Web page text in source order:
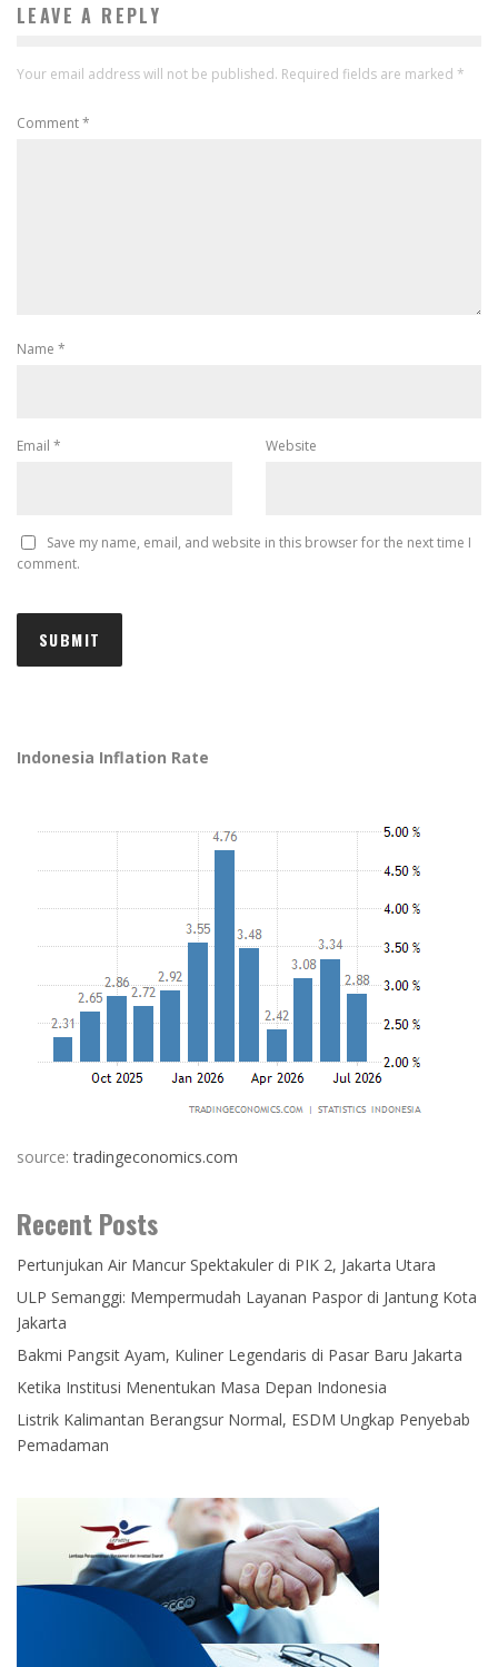
LEAVE A REPLY
Your email address will not be published. Required fields are marked *
Comment*
Name *
Email * Website
Save my name, email, and website in this browser for the next time I
comment.
Indonesia Inflation Rate
source:tradingeconomics.com
Recent Posts
Pertunjukan Air Mancur Spektakuler di PIK 2, Jakarta Utara
ULP Semanggi: Mempermudah Layanan Paspor di Jantung Kota
Jakarta
Bakmi Pangsit Ayam, Kuliner Legendaris di Pasar Baru Jakarta
Ketika Institusi Menentukan Masa Depan Indonesia
Listrik Kalimantan Berangsur Normal, ESDM Ungkap Penyebab
Pemadaman